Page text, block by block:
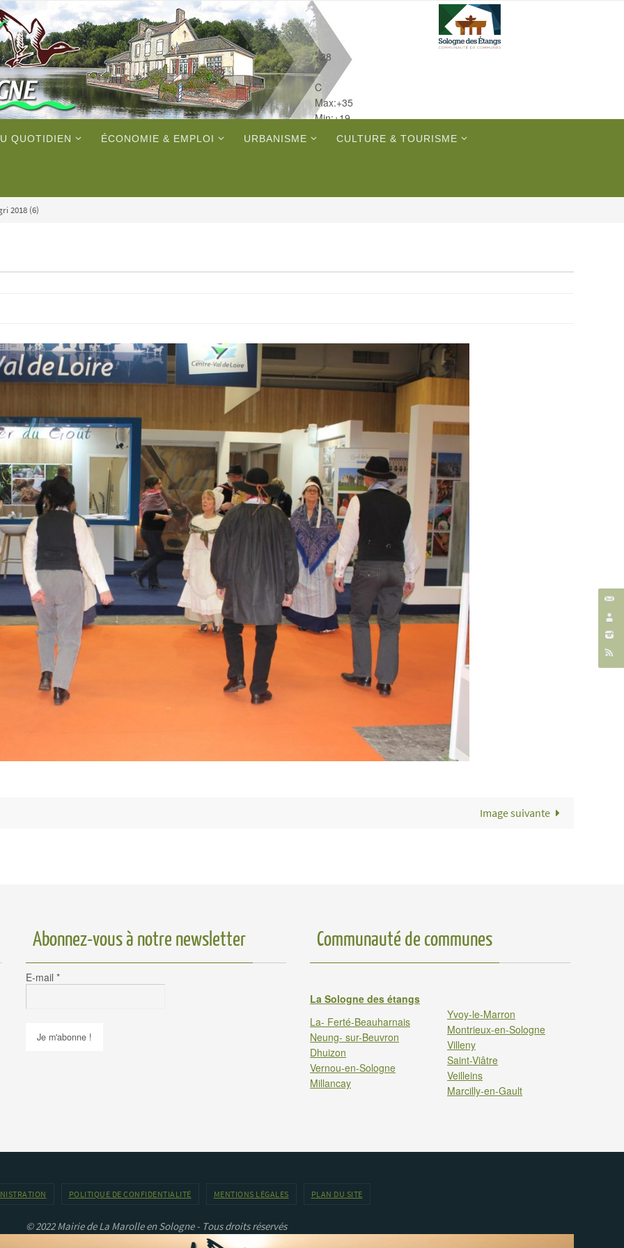
+28
°
C
Max:+35
Min:+19
QUOTIDIEN ÉCONOMIE & EMPLOI URBANISME CULTURE & TOURISME
2018 (6)
Image suivante
Abonnez-vous à notre newsletter
E-mail *
Communauté de communes
La Sologne des étangs
La- Ferté-Beauharnais
Neung- sur-Beuvron
Dhuizon
Vernou-en-Sologne
Millancay
Yvoy-le-Marron
Montrieux-en-Sologne
Villeny
Saint-Viâtre
Veilleins
Marcilly-en-Gault
POLITIQUE DE CONFIDENTIALITÉ MENTIONS LÉGALES PLAN DU SITE
© 2022 Mairie de La Marolle en Sologne - Tous droits réservés